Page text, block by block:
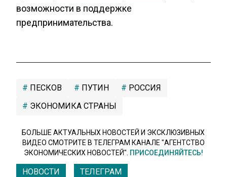
возможности в поддержке
предпринимательства.
ПЕСКОВ ПУТИН
РОССИЯ
ЭКОНОМИКА СТРАНЫ
БОЛЬШЕ АКТУАЛЬНЫХ НОВОСТЕЙ И ЭКСКЛЮЗИВНЫХ
ВИДЕО СМОТРИТЕ В ТЕЛЕГРАМ КАНАЛЕ "АГЕНТСТВО
ЭКОНОМИЧЕСКИХ НОВОСТЕЙ". ПРИСОЕДИНЯЙТЕСЬ!
НОВОСТИ ТЕЛЕГРАМ